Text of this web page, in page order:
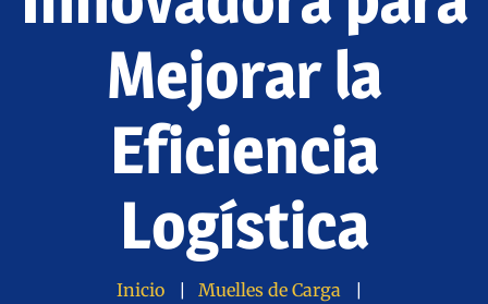
Mejorar la
Eficiencia
Logística
Inicio
Muelles de Carga